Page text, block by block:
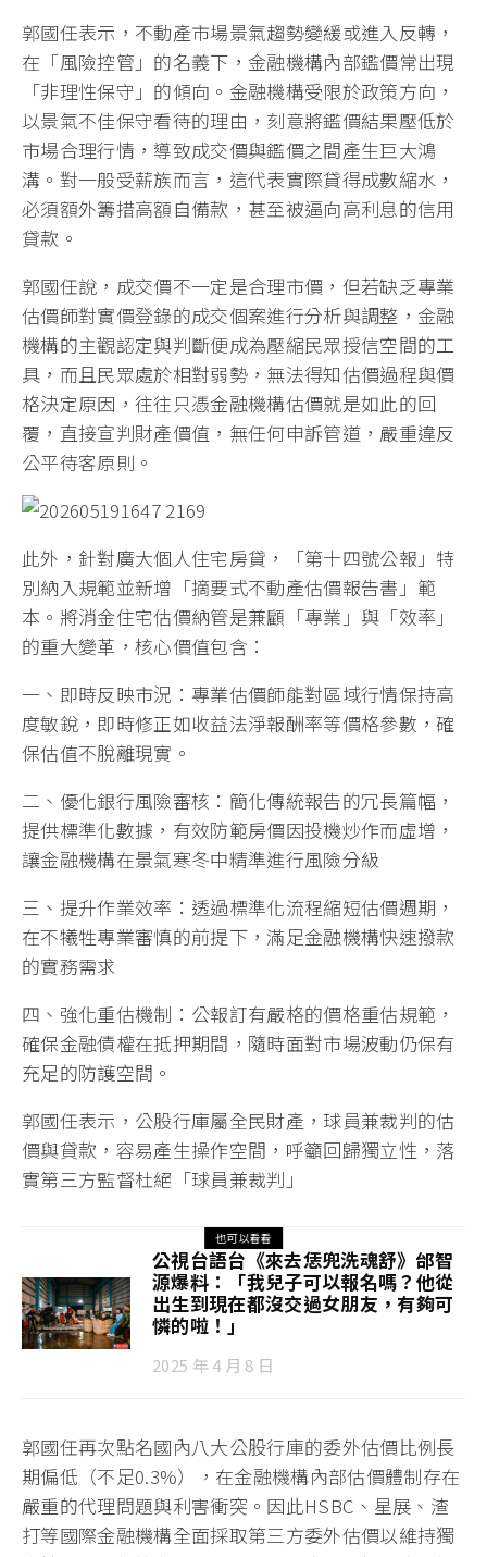
郭國任表示，不動產市場景氣趨勢變緩或進入反轉，
在「風險控管」的名義下，金融機構內部鑑價常出現
「非理性保守」的傾向。金融機構受限於政策方向，
以景氣不佳保守看待的理由，刻意將鑑價結果壓低於
市場合理行情，導致成交價與鑑價之間產生巨大鴻
溝。對一般受薪族而言，這代表實際貸得成數縮水，
必須額外籌措高額自備款，甚至被逼向高利息的信用
貸款。
郭國任說，成交價不一定是合理市價，但若缺乏專業
估價師對實價登錄的成交個案進行分析與調整，金融
機構的主觀認定與判斷便成為壓縮民眾授信空間的工
具，而且民眾處於相對弱勢，無法得知估價過程與價
格決定原因，往往只憑金融機構估價就是如此的回
覆，直接宣判財產價值，無任何申訴管道，嚴重違反
公平待客原則。
此外，針對廣大個人住宅房貸，「第十四號公報」特
別納入規範並新增「摘要式不動產估價報告書」範
本。將消金住宅估價納管是兼顧「專業」與「效率」
的重大變革，核心價值包含：
一、即時反映市況：專業估價師能對區域行情保持高
度敏銳，即時修正如收益法淨報酬率等價格參數，確
保估值不脫離現實。
二、優化銀行風險審核：簡化傳統報告的冗長篇幅，
提供標準化數據，有效防範房價因投機炒作而虛增，
讓金融機構在景氣寒冬中精準進行風險分級
三、提升作業效率：透過標準化流程縮短估價週期，
在不犧牲專業審慎的前提下，滿足金融機構快速撥款
的實務需求
四、強化重估機制：公報訂有嚴格的價格重估規範，
確保金融債權在抵押期間，隨時面對市場波動仍保有
充足的防護空間。
郭國任表示，公股行庫屬全民財產，球員兼裁判的估
價與貸款，容易產生操作空間，呼籲回歸獨立性，落
實第三方監督杜絕「球員兼裁判」
也可以看看
公視台語台《來去恁兜洗魂舒》邰智
源爆料：「我兒子可以報名嗎？他從
出生到現在都沒交過女朋友，有夠可
憐的啦！」
2025 年 4 月 8 日
郭國任再次點名國內八大公股行庫的委外估價比例長
期偏低（不足0.3%），在金融機構內部估價體制存在
嚴重的代理問題與利害衝突。因此HSBC、星展、渣
打等國際金融機構全面採取第三方委外估價以維持獨